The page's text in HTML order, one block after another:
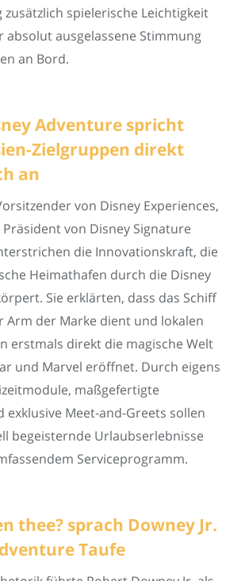
spielerische Leichtigkeit
absolut ausgelassene Stimmung
an Bord.
Adventure spricht
Zielgruppen direkt
an
von Disney Experiences,
Präsident von Disney Signature
die Innovationskraft, die
Heimathafen durch die Disney
Sie erklärten, dass das Schiff
Arm der Marke dient und lokalen
erstmals direkt die magische Welt
und Marvel eröffnet. Durch eigens
maßgefertigte
exklusive Meet-and-Greets sollen
begeisternde Urlaubserlebnisse
Serviceprogramm.
thee? sprach Downey Jr.
Taufe